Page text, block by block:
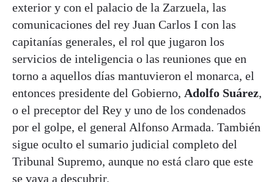
exterior y con el palacio de la Zarzuela, las
comunicaciones del rey Juan Carlos I con las
capitanías generales, el rol que jugaron los
servicios de inteligencia o las reuniones que en
torno a aquellos días mantuvieron el monarca, el
entonces presidente del Gobierno, Adolfo Suárez,
o el preceptor del Rey y uno de los condenados
por el golpe, el general Alfonso Armada. También
sigue oculto el sumario judicial completo del
Tribunal Supremo, aunque no está claro que este
se vaya a descubrir.